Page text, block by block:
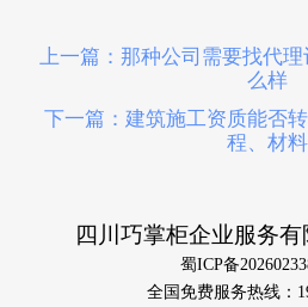
上一篇：那种公司需要找代
么样
下一篇：建筑施工资质能否
程、材料
四川巧掌柜企业服务
蜀ICP备
全国免费服务热线：